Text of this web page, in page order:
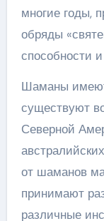
многие годы,
обряды
способности
Шаманы
существуют
Северной
от шаманов
принимают
различные